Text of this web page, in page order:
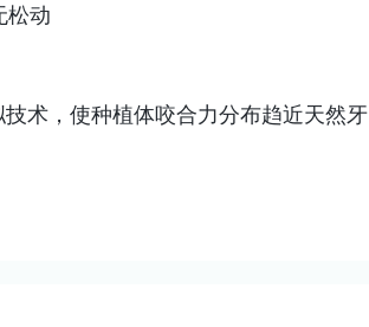
松动
术，使种植体咬合力分布趋近天然牙